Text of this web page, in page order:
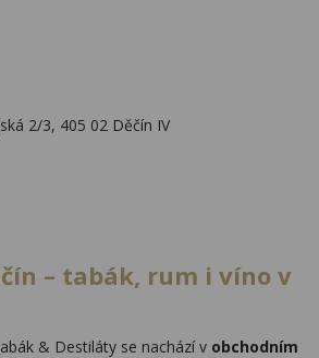
2/3, 405 02 Děčín IV
– tabák, rum i víno v
& Destiláty se nachází v obchodním